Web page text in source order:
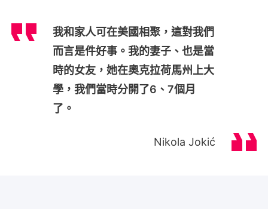
我和家人可在美國相聚，這對我們
而言是件好事。我的妻子、也是當
時的女友，她在奧克拉荷馬州上大
學，我們當時分開了6、7個月
了。
Nikola Jokić